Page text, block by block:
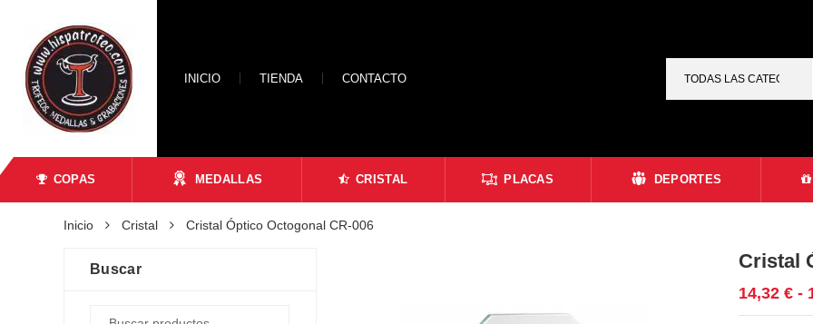
INICIO TIENDA CONTACTO
COPAS MEDALLAS CRISTAL PLACAS DEPORTES
Inicio Cristal Cristal Óptico Octogonal CR-006
Cristal
14,32 € -
Buscar